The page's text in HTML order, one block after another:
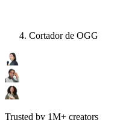
Cortador de OGG
Trusted by 1M+ creators